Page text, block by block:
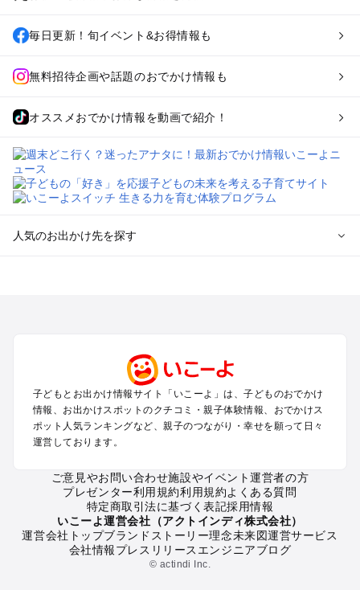
毎日更新！旬イベント&お得情報も
無料招待企画や話題のおでかけ情報も
オススメおでかけ情報を動画で紹介！
人気のお出かけ先を探す
関西のプールおでかけ
中国･四国のプールおでかけ
九州･沖縄のプールおでかけ
定番お出かけスポット
牧場
子どもとお出かけ情報サイト「いこーよ」は、子どものおでかけ
情報、お出かけスポットのクチコミ・親子体験情報、おでかけス
ポット人気ランキングなど、親子のつながり・幸せを願って日々
運営しております。
ご意見やお問い合わせ施設やイベント運営者の方
プレゼンター利用規約利用規約よくある質問
特定商取引法に基づく表記採用情報
いこーよ運営会社（アクトインディ株式会社）
運営会社トップブランドストーリー理念未来図運営サービス
会社情報プレスリリース エンジニアブログ
© actindi Inc.